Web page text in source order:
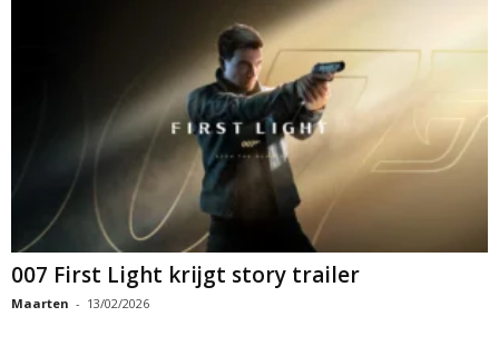
007 First Light krijgt story trailer
Maarten - 13/02/2026